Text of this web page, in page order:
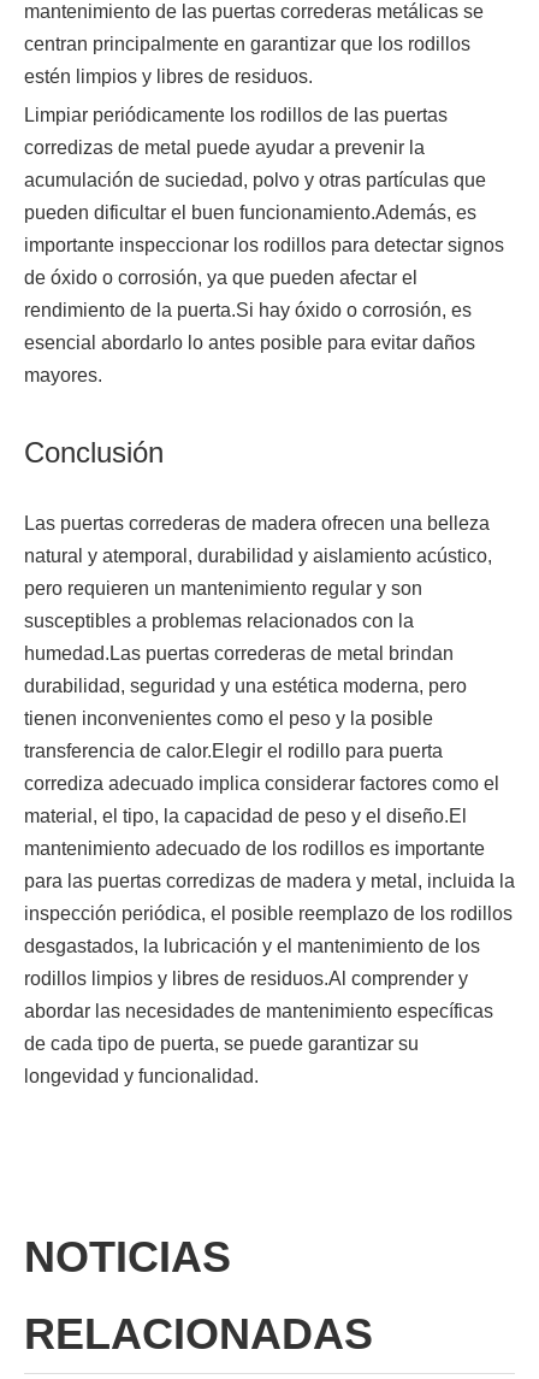
mantenimiento de las puertas correderas metálicas se
centran principalmente en garantizar que los rodillos
estén limpios y libres de residuos.
Limpiar periódicamente los rodillos de las puertas
corredizas de metal puede ayudar a prevenir la
acumulación de suciedad, polvo y otras partículas que
pueden dificultar el buen funcionamiento.Además, es
importante inspeccionar los rodillos para detectar signos
de óxido o corrosión, ya que pueden afectar el
rendimiento de la puerta.Si hay óxido o corrosión, es
esencial abordarlo lo antes posible para evitar daños
mayores.
Conclusión
Las puertas correderas de madera ofrecen una belleza
natural y atemporal, durabilidad y aislamiento acústico,
pero requieren un mantenimiento regular y son
susceptibles a problemas relacionados con la
humedad.Las puertas correderas de metal brindan
durabilidad, seguridad y una estética moderna, pero
tienen inconvenientes como el peso y la posible
transferencia de calor.Elegir el rodillo para puerta
corrediza adecuado implica considerar factores como el
material, el tipo, la capacidad de peso y el diseño.El
mantenimiento adecuado de los rodillos es importante
para las puertas corredizas de madera y metal, incluida la
inspección periódica, el posible reemplazo de los rodillos
desgastados, la lubricación y el mantenimiento de los
rodillos limpios y libres de residuos.Al comprender y
abordar las necesidades de mantenimiento específicas
de cada tipo de puerta, se puede garantizar su
longevidad y funcionalidad.
NOTICIAS
RELACIONADAS